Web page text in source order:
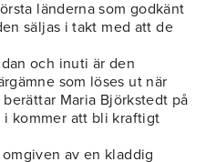
länderna som godkänt
säljas i takt med att de
och inuti är den
som löses ut när
Maria Björkstedt på
i kommer att bli kraftigt
av en kladdig